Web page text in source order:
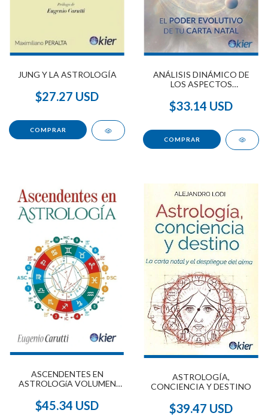
JUNG Y LA ASTROLOGÍA
$27.27 USD
ANÁLISIS DINÁMICO DE
LOS ASPECTOS
$33.14 USD
ASCENDENTES EN
ASTROLOGíA VOLUMEN
$45.34 USD
ASTROLOGÍA,
CONCIENCIA Y DESTINO
$39.47 USD